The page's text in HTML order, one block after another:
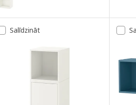
EKET, Sienas plaukts, balti
EKET, Sienas plaukts, smilškrāsā,
EKET, Sienas plaukts, brūnā
EKET, Sienas plaukts, tumši
Salīdzināt